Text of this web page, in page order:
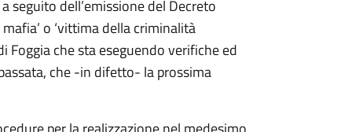
seguito dell’emissione del Decreto
o ‘vittima della criminalità
Foggia che sta eseguendo verifiche ed
che -in difetto- la prossima